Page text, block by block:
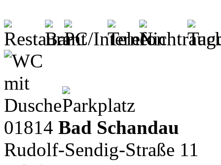
01814 Bad Schandau
Rudolf-Sendig-Straße 11